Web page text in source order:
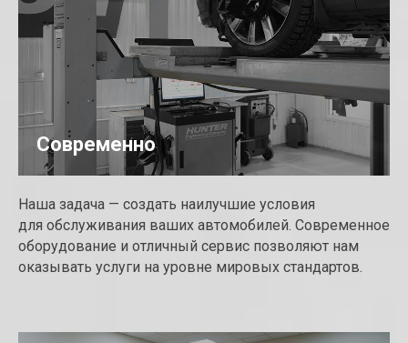
Современно
Наша задача — создать наилучшие условия
для обслуживания ваших автомобилей. Современное
оборудование и отличный сервис позволяют нам
оказывать услуги на уровне мировых стандартов.